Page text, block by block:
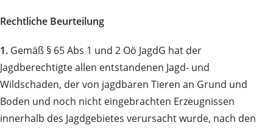
Rechtliche Beurteilung
1. Gemäß § 65 Abs 1 und 2 Oö JagdG hat der
Jagdberechtigte allen entstandenen Jagd- und
Wildschaden, der von jagdbaren Tieren an Grund und
Boden und noch nicht eingebrachten Erzeugnissen
innerhalb des Jagdgebietes verursacht wurde, nach den